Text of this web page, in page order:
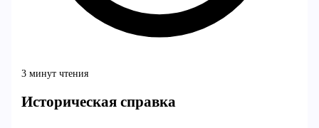
3 минут чтения
Историческая справка